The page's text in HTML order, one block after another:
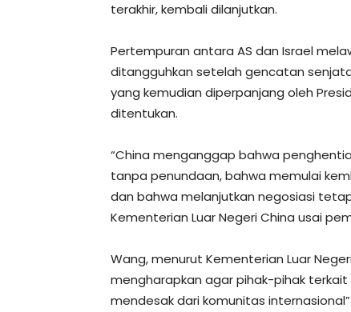
terakhir, kembali dilanjutkan.
Pertempuran antara AS dan Israel
ditangguhkan setelah gencatan
yang kemudian diperpanjang oleh
ditentukan.
“China menganggap bahwa
tanpa penundaan, bahwa memulai
dan bahwa melanjutkan negosiasi
Kementerian Luar Negeri China usai
Wang, menurut Kementerian Luar
mengharapkan agar pihak-pihak
mendesak dari komunitas